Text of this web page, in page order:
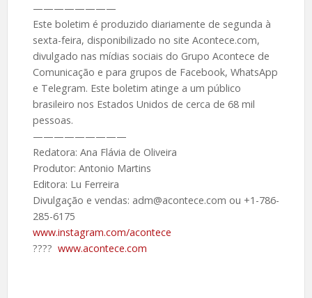
————————
Este boletim é produzido diariamente de segunda à
sexta-feira, disponibilizado no site Acontece.com,
divulgado nas mídias sociais do Grupo Acontece de
Comunicação e para grupos de Facebook, WhatsApp
e Telegram. Este boletim atinge a um público
brasileiro nos Estados Unidos de cerca de 68 mil
pessoas.
—————————
Redatora: Ana Flávia de Oliveira
Produtor: Antonio Martins
Editora: Lu Ferreira
Divulgação e vendas: adm@acontece.com ou +1-786-
285-6175
www.instagram.com/acontece
????️ www.acontece.com